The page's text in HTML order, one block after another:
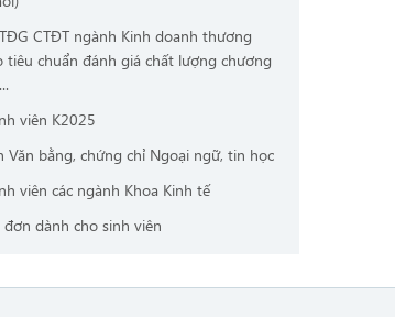
CTĐT ngành Kinh doanh thương
tiêu chuẩn đánh giá chất lượng chương
viên K2025
Văn bằng, chứng chỉ Ngoại ngữ, tin học
viên các ngành Khoa Kinh tế
đơn dành cho sinh viên